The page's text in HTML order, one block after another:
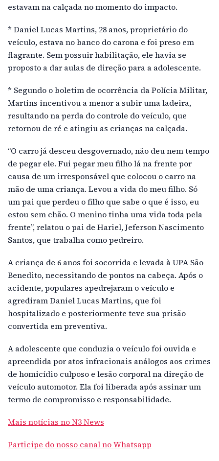
estavam na calçada no momento do impacto.
* Daniel Lucas Martins, 28 anos, proprietário do
veículo, estava no banco do carona e foi preso em
flagrante. Sem possuir habilitação, ele havia se
proposto a dar aulas de direção para a adolescente.
* Segundo o boletim de ocorrência da Polícia Militar,
Martins incentivou a menor a subir uma ladeira,
resultando na perda do controle do veículo, que
retornou de ré e atingiu as crianças na calçada.
“O carro já desceu desgovernado, não deu nem tempo
de pegar ele. Fui pegar meu filho lá na frente por
causa de um irresponsável que colocou o carro na
mão de uma criança. Levou a vida do meu filho. Só
um pai que perdeu o filho que sabe o que é isso, eu
estou sem chão. O menino tinha uma vida toda pela
frente”, relatou o pai de Hariel, Jeferson Nascimento
Santos, que trabalha como pedreiro.
A criança de 6 anos foi socorrida e levada à UPA São
Benedito, necessitando de pontos na cabeça. Após o
acidente, populares apedrejaram o veículo e
agrediram Daniel Lucas Martins, que foi
hospitalizado e posteriormente teve sua prisão
convertida em preventiva.
A adolescente que conduzia o veículo foi ouvida e
apreendida por atos infracionais análogos aos crimes
de homicídio culposo e lesão corporal na direção de
veículo automotor. Ela foi liberada após assinar um
termo de compromisso e responsabilidade.
Mais notícias no N3 News
Participe do nosso canal no Whatsapp